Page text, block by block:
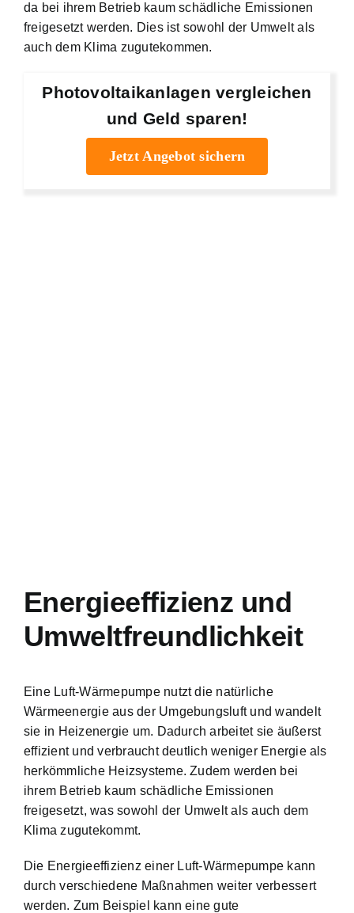
da bei ihrem Betrieb kaum schädliche Emissionen
freigesetzt werden. Dies ist sowohl der Umwelt als
auch dem Klima zugutekommen.
Photovoltaikanlagen vergleichen
und Geld sparen!
Jetzt Angebot sichern
Energieeffizienz und
Umweltfreundlichkeit
Eine Luft-Wärmepumpe nutzt die natürliche
Wärmeenergie aus der Umgebungsluft und wandelt
sie in Heizenergie um. Dadurch arbeitet sie äußerst
effizient und verbraucht deutlich weniger Energie als
herkömmliche Heizsysteme. Zudem werden bei
ihrem Betrieb kaum schädliche Emissionen
freigesetzt, was sowohl der Umwelt als auch dem
Klima zugutekommt.
Die Energieeffizienz einer Luft-Wärmepumpe kann
durch verschiedene Maßnahmen weiter verbessert
werden. Zum Beispiel kann eine gute